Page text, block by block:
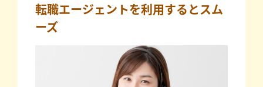
転職エージェントを利用するとスム
ーズ